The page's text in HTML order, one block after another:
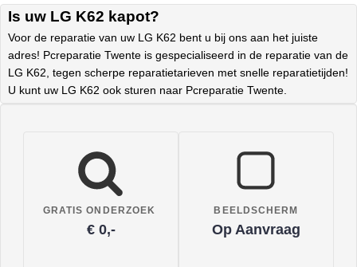
Is uw LG K62 kapot?
Voor de reparatie van uw LG K62 bent u bij ons aan het juiste
adres! Pcreparatie Twente is gespecialiseerd in de reparatie van de
LG K62, tegen scherpe reparatietarieven met snelle reparatietijden!
U kunt uw LG K62 ook sturen naar Pcreparatie Twente.
GRATIS ONDERZOEK
€ 0,-
BEELDSCHERM
Op Aanvraag